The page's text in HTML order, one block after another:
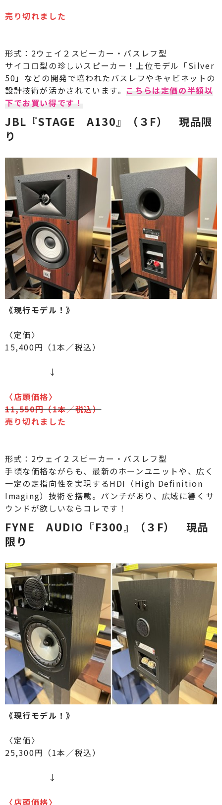
売り切れました
形式：2ウェイ２スピーカー・バスレフ型
サイコロ型の珍しいスピーカー！上位モデル「Silver
50」などの開発で培われたバスレフやキャビネットの
設計技術が活かされています。 こちらは定価の半額以
下でお買い得です！
JBL『STAGE A130』（３F） 現品限
り
《現行モデル！》
〈定価〉
15,400円（1本／税込）
↓
〈店頭価格〉
11,550円（1本／税込）
売り切れました
形式：2ウェイ２スピーカー・バスレフ型
手頃な価格ながらも、最新のホーンユニットや、広く
一定の定指向性を実現するHDI（High Definition
Imaging）技術を搭載。パンチがあり、広域に響くサ
ウンドが欲しいならコレです！
FYNE AUDIO『F300』（３F） 現品
限り
《現行モデル！》
〈定価〉
25,300円（1本／税込）
↓
〈店頭価格〉